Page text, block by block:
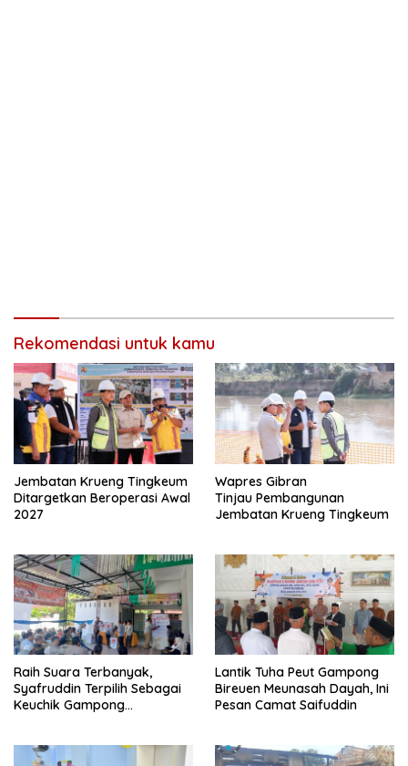
Rekomendasi untuk kamu
Jembatan Krueng Tingkeum
Ditargetkan Beroperasi Awal
2027
Wapres Gibran
Tinjau Pembangunan
Jembatan Krueng Tingkeum
Raih Suara Terbanyak,
Syafruddin Terpilih Sebagai
Keuchik Gampong
Lantik Tuha Peut Gampong
Bireuen Meunasah Dayah, Ini